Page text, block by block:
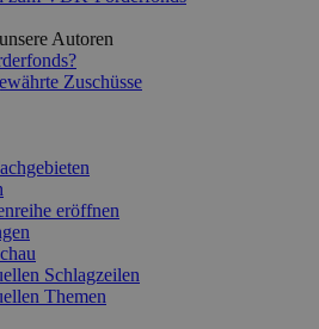
Autoren
Zuschüsse
eröffnen
Schlagzeilen
Themen